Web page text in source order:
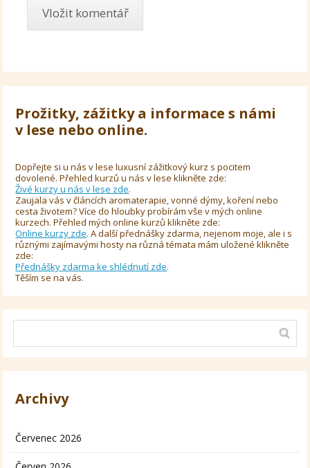
Prožitky, zážitky a informace s námi
v lese nebo online.
Dopřejte si u nás v lese luxusní zážitkový kurz s pocitem
dovolené. Přehled kurzů u nás v lese klikněte zde:
Živé kurzy u nás v lese zde.
Zaujala vás v článcích aromaterapie, vonné dýmy, koření nebo
cesta životem? Více do hloubky probírám vše v mých online
kurzech. Přehled mých online kurzů klikněte zde:
Online kurzy zde. A další přednášky zdarma, nejenom moje, ale i s
různými zajímavými hosty na různá témata mám uložené klikněte
zde:
Přednášky zdarma ke shlédnutí zde.
Těším se na vás.
Archivy
Červenec 2026